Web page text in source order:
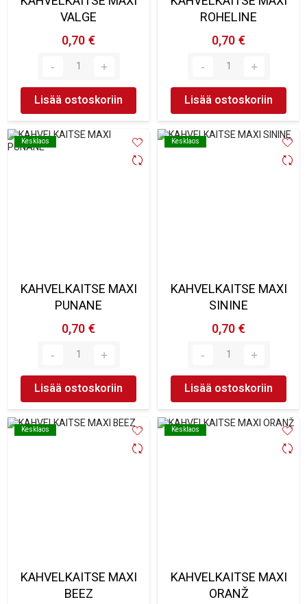
VALGE
0,70 €
Lisää ostoskoriin
ROHELINE
0,70 €
Lisää ostoskoriin
Kesklaos
Kesklaos
KAHVELKAITSE MAXI
PUNANE
0,70 €
Lisää ostoskoriin
Kesklaos
Kesklaos
KAHVELKAITSE MAXI
SININE
0,70 €
Lisää ostoskoriin
Kesklaos
Kesklaos
KAHVELKAITSE MAXI
BEEZ
Kesklaos
Kesklaos
KAHVELKAITSE MAXI
ORANŽ